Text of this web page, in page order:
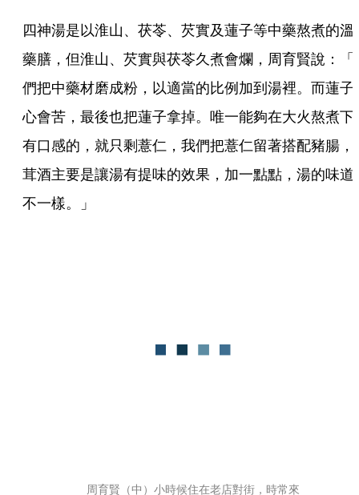
四神湯是以淮山、茯苓、芡實及蓮子等中藥熬煮的溫
藥膳，但淮山、芡實與茯苓久煮會爛，周育賢說：「
們把中藥材磨成粉，以適當的比例加到湯裡。而蓮子
心會苦，最後也把蓮子拿掉。唯一能夠在大火熬煮下
有口感的，就只剩薏仁，我們把薏仁留著搭配豬腸，
茸酒主要是讓湯有提味的效果，加一點點，湯的味道
不一樣。」
周育賢（中）小時候住在老店對街，時常來